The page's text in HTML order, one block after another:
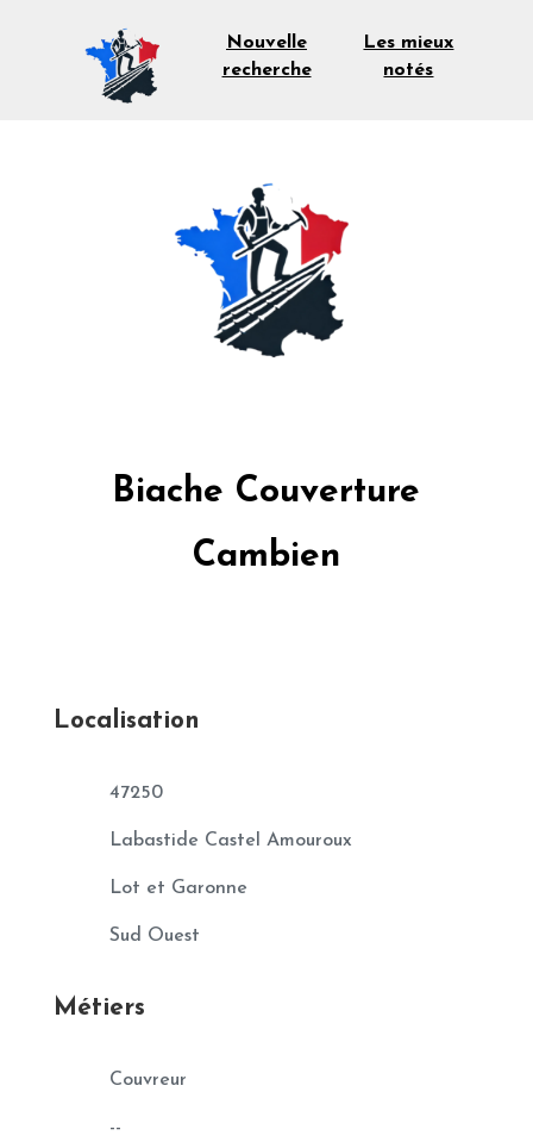
Nouvelle
recherche
Les mieux
notés
Biache Couverture
Cambien
Localisation
47250
Labastide Castel Amouroux
Lot et Garonne
Sud Ouest
Métiers
Couvreur
--